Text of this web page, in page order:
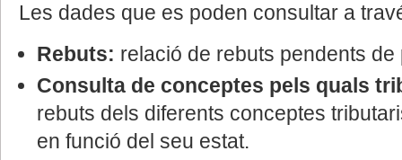
Les dades que es poden consultar a
Rebuts: relació de rebuts pendents
Consulta de conceptes pels quals
rebuts dels diferents conceptes
en funció del seu estat.